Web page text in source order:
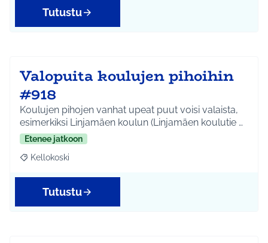
Tutustu
Valopuita koulujen pihoihin
#918
Koulujen pihojen vanhat upeat puut voisi valaista,
esimerkiksi Linjamäen koulun (Linjamäen koulutie …
Etenee jatkoon
Rajaa tulokset aihepiirin mukaan: Kellokoski
Kellokoski
Tutustu